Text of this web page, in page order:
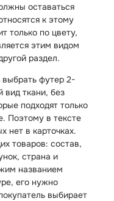
оставаться
к этому
только по цвету,
этим видом
раздел.
выбрать футер 2-
вид ткани, без
подходят только
Поэтому в тексте
нет в карточках.
товаров: состав,
страна и
названием
его нужно
выбирает